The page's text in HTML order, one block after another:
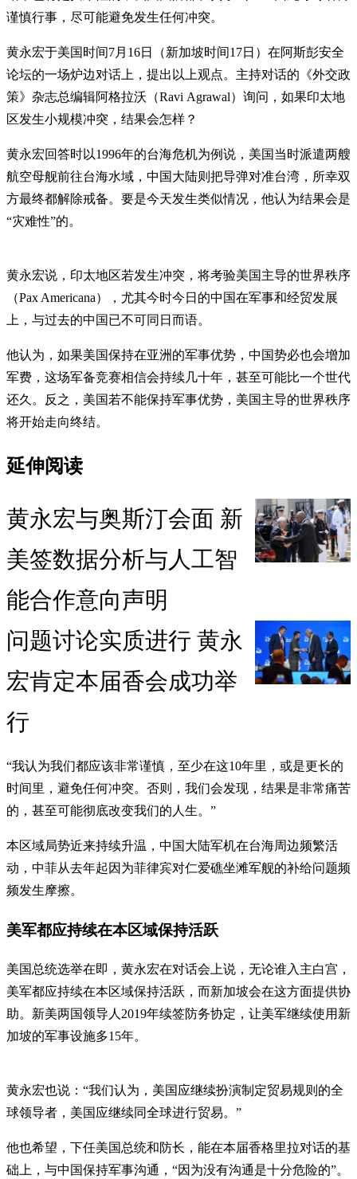
谨慎行事，尽可能避免发生任何冲突。
黄永宏于美国时间7月16日（新加坡时间17日）在阿斯彭安全
论坛的一场炉边对话上，提出以上观点。主持对话的《外交政
策》杂志总编辑阿格拉沃（Ravi Agrawal）询问，如果印太地
区发生小规模冲突，结果会怎样？
黄永宏回答时以1996年的台海危机为例说，美国当时派遣两艘
航空母舰前往台海水域，中国大陆则把导弹对准台湾，所幸双
方最终都解除戒备。要是今天发生类似情况，他认为结果会是
“灾难性”的。
黄永宏说，印太地区若发生冲突，将考验美国主导的世界秩序
（Pax Americana），尤其今时今日的中国在军事和经贸发展
上，与过去的中国已不可同日而语。
他认为，如果美国保持在亚洲的军事优势，中国势必也会增加
军费，这场军备竞赛相信会持续几十年，甚至可能比一个世代
还久。反之，美国若不能保持军事优势，美国主导的世界秩序
将开始走向终结。
延伸阅读
黄永宏与奥斯汀会面 新
美签数据分析与人工智
能合作意向声明
问题讨论实质进行 黄永
宏肯定本届香会成功举
行
“我认为我们都应该非常谨慎，至少在这10年里，或是更长的
时间里，避免任何冲突。否则，我们会发现，结果是非常痛苦
的，甚至可能彻底改变我们的人生。”
本区域局势近来持续升温，中国大陆军机在台海周边频繁活
动，中菲从去年起因为菲律宾对仁爱礁坐滩军舰的补给问题频
频发生摩擦。
美军都应持续在本区域保持活跃
美国总统选举在即，黄永宏在对话会上说，无论谁入主白宫，
美军都应持续在本区域保持活跃，而新加坡会在这方面提供协
助。新美两国领导人2019年续签防务协定，让美军继续使用新
加坡的军事设施多15年。
黄永宏也说：“我们认为，美国应继续扮演制定贸易规则的全
球领导者，美国应继续同全球进行贸易。”
他也希望，下任美国总统和防长，能在本届香格里拉对话的基
础上，与中国保持军事沟通，“因为没有沟通是十分危险的”。